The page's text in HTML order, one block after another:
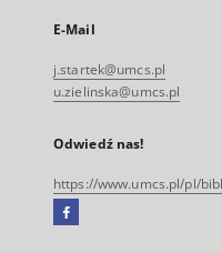
E-Mail
j.startek@umcs.pl
u.zielinska@umcs.pl
Odwiedź nas!
https://www.umcs.pl/pl/
Facebook